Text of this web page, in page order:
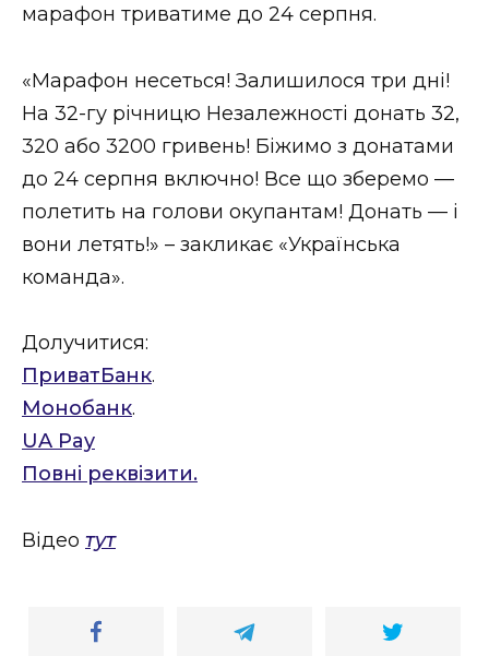
марафон триватиме до 24 серпня.
«Марафон несеться! Залишилося три дні!
На 32-гу річницю Незалежності донать 32,
320 або 3200 гривень! Біжимо з донатами
до 24 серпня включно! Все що зберемо —
полетить на голови окупантам! Донать — і
вони летять!» – закликає «Українська
команда».
Долучитися:
ПриватБанк.
Монобанк.
UA Pay
Повні реквізити.
Відео тут